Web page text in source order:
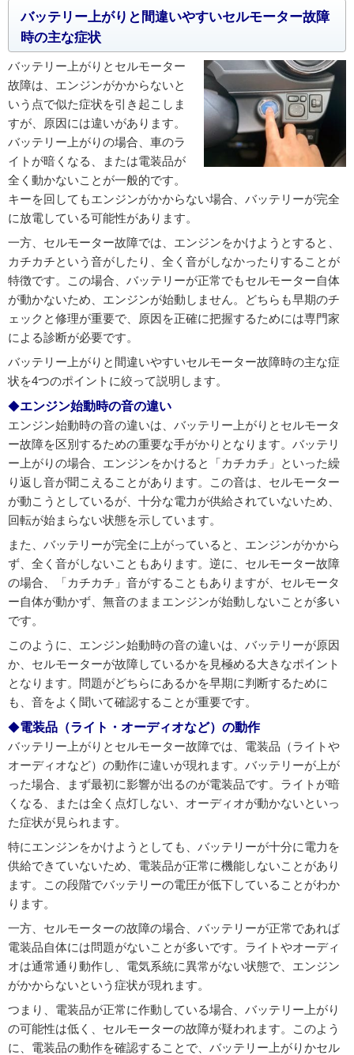
バッテリー上がりと間違いやすいセルモーター故障
時の主な症状
バッテリー上がりとセルモーター
故障は、エンジンがかからないと
いう点で似た症状を引き起こしま
すが、原因には違いがあります。
バッテリー上がりの場合、車のラ
イトが暗くなる、または電装品が
全く動かないことが一般的です。
キーを回してもエンジンがかからない場合、バッテリーが完全
に放電している可能性があります。
一方、セルモーター故障では、エンジンをかけようとすると、
カチカチという音がしたり、全く音がしなかったりすることが
特徴です。この場合、バッテリーが正常でもセルモーター自体
が動かないため、エンジンが始動しません。どちらも早期のチ
ェックと修理が重要で、原因を正確に把握するためには専門家
による診断が必要です。
バッテリー上がりと間違いやすいセルモーター故障時の主な症
状を4つのポイントに絞って説明します。
エンジン始動時の音の違い
エンジン始動時の音の違いは、バッテリー上がりとセルモータ
ー故障を区別するための重要な手がかりとなります。バッテリ
ー上がりの場合、エンジンをかけると「カチカチ」といった繰
り返し音が聞こえることがあります。この音は、セルモーター
が動こうとしているが、十分な電力が供給されていないため、
回転が始まらない状態を示しています。
また、バッテリーが完全に上がっていると、エンジンがかから
ず、全く音がしないこともあります。逆に、セルモーター故障
の場合、「カチカチ」音がすることもありますが、セルモータ
ー自体が動かず、無音のままエンジンが始動しないことが多い
です。
このように、エンジン始動時の音の違いは、バッテリーが原因
か、セルモーターが故障しているかを見極める大きなポイント
となります。問題がどちらにあるかを早期に判断するために
も、音をよく聞いて確認することが重要です。
電装品（ライト・オーディオなど）の動作
バッテリー上がりとセルモーター故障では、電装品（ライトや
オーディオなど）の動作に違いが現れます。バッテリーが上が
った場合、まず最初に影響が出るのが電装品です。ライトが暗
くなる、または全く点灯しない、オーディオが動かないといっ
た症状が見られます。
特にエンジンをかけようとしても、バッテリーが十分に電力を
供給できていないため、電装品が正常に機能しないことがあり
ます。この段階でバッテリーの電圧が低下していることがわか
ります。
一方、セルモーターの故障の場合、バッテリーが正常であれば
電装品自体には問題がないことが多いです。ライトやオーディ
オは通常通り動作し、電気系統に異常がない状態で、エンジン
がかからないという症状が現れます。
つまり、電装品が正常に作動している場合、バッテリー上がり
の可能性は低く、セルモーターの故障が疑われます。このよう
に、電装品の動作を確認することで、バッテリー上がりかセル